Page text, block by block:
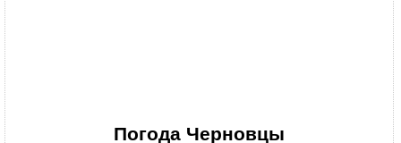
Погода Черновцы